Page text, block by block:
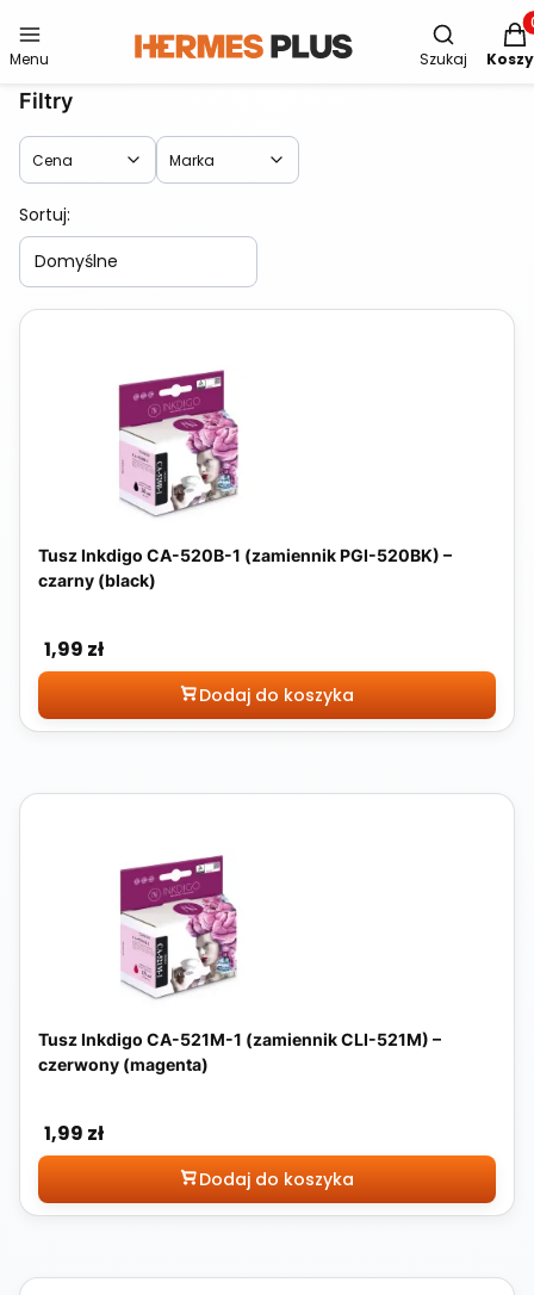
Menu
Otwórz
Szukaj
Filtry
Cena Marka
Koniec filtrów
Lista produktów
Sortuj:
Domyślne
Tusz Inkdigo CA-520B-1 (zamiennik PGI-520BK) –
czarny (black)
Cena
1,99 zł
Dodaj do koszyka
Tusz Inkdigo CA-521M-1 (zamiennik CLI-521M) –
czerwony (magenta)
Cena
1,99 zł
Dodaj do koszyka